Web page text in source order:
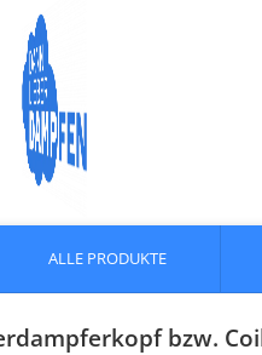
ALLE PRODUKTE
bzw.